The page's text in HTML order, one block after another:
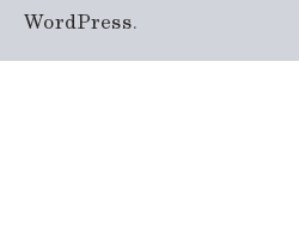
WordPress.